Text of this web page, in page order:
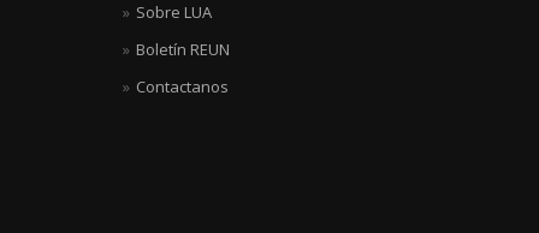
Sobre LUA
Boletín REUN
Contactanos